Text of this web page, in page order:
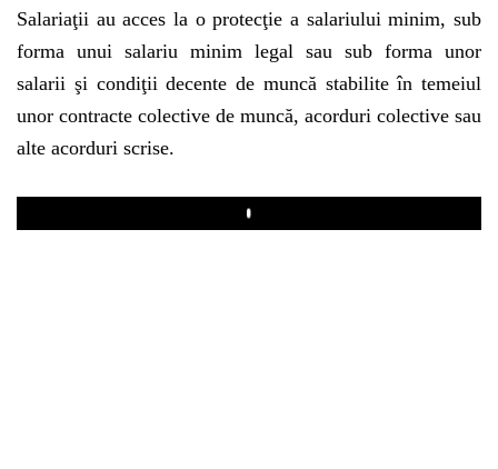
Salariaţii au acces la o protecţie a salariului minim, sub
forma unui salariu minim legal sau sub forma unor
salarii şi condiţii decente de muncă stabilite în temeiul
unor contracte colective de muncă, acorduri colective sau
alte acorduri scrise.
Play